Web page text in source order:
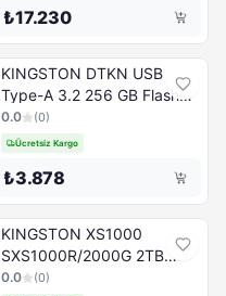
₺17.230
KINGSTON DTKN USB
Type-A 3.2 256 GB Flash
Bellek
0.0 (0)
Ücretsiz Kargo
₺3.878
KINGSTON XS1000
SXS1000R/2000G 2TB
Harici SSD Kırmızı
0.0 (0)